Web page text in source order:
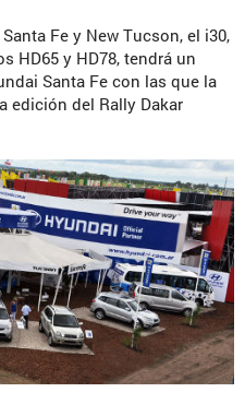
Fe y New Tucson, el i30,
HD65 y HD78, tendrá un
Santa Fe con las que la
edición del Rally Dakar